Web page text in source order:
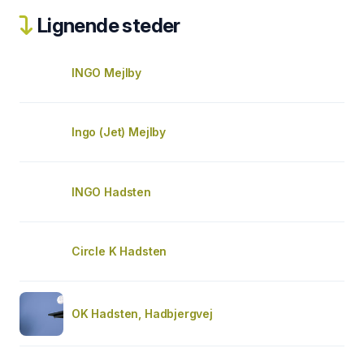
Lignende steder
INGO Mejlby
Ingo (Jet) Mejlby
INGO Hadsten
Circle K Hadsten
OK Hadsten, Hadbjergvej